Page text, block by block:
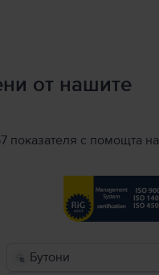
от нашите
показателя с помощта на
Бутони